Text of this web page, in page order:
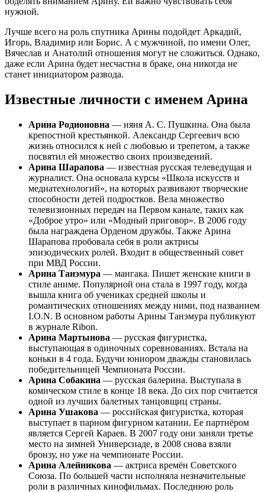
нужной.
Лучше всего на роль спутника Арины подойдет Аркадий,
Игорь, Владимир или Борис. А с мужчиной, по имени Олег,
Вячеслав и Анатолий отношения могут не сложиться. Однако,
даже если Арина будет несчастна в браке, она никогда не
станет инициатором развода.
Известные личности с именем Арина
Арина Родионовна — няня А. С. Пушкина. Она была
крепостной крестьянкой. Александр Сергеевич всю
жизнь относился к ней с любовью и трепетом, а также
посвятил ей множество своих произведений.
Арина Шарапова — известная русская телеведущая и
журналист. Она основала курсы «Школа искусств и
медиатехнологий», на которых развивают творческие
способности детей подростков. Вела множество
телевизионных передач на Первом канале, таких как
«Доброе утро» или «Модный приговор». В 2006 году
была награждена Орденом дружбы. Также Арина
Шарапова пробовала себя в роли актрисы
эпизодических ролей. Входит в общественный совет
при МВД России.
Арина Танэмура — мангака. Пишет женские книги в
стиле аниме. Популярной она стала в 1997 году, когда
вышла книга об учениках средней школы и
романтических отношениях между ними, под названием
I.O.N. В основном работы Арины Танэмура публикуют
в журнале Ribon.
Арина Мартынова — русская фигуристка,
выступающая в одиночных соревнованиях. Встала на
коньки в 4 года. Будучи юниором дважды становилась
победительницей Чемпионата России.
Арина Собакина — русская балерина. Выступала в
комическом стиле в конце 18 века. До сих пор считается
одной из лучших балетных танцовщиц страны.
Арина Ушакова — российская фигуристка, которая
выступает в парном фигурном катании. Ее партнёром
является Сергей Караев. В 2007 году они заняли третье
место на зимней Универсиаде, в 2008 снова взяли
бронзу, но уже на чемпионате России.
Арина Алейникова — актриса времён Советского
Союза. По большей части исполняла незначительные
роли в различных кинофильмах. Последнюю роль